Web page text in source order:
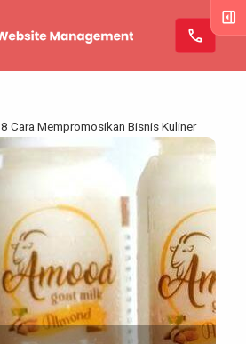
call
8 Cara Mempromosikan Bisnis Kuliner
right_panel_open